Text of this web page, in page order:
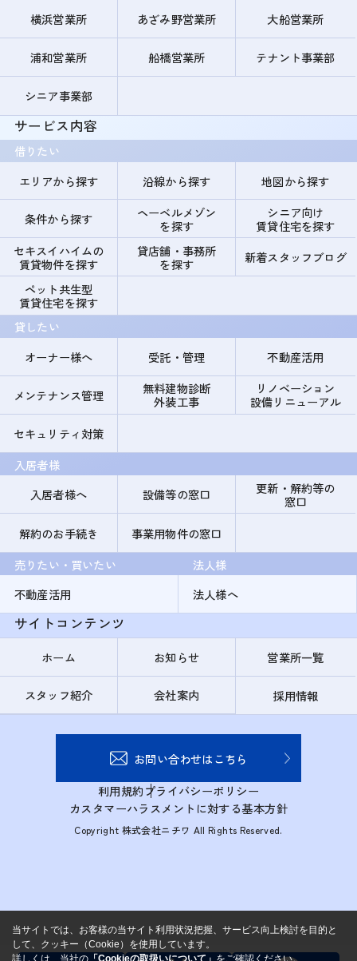
横浜営業所 あざみ野営業所 大船営業所
浦和営業所 船橋営業所 テナント事業部
シニア事業部
サービス内容
借りたい
エリアから探す
沿線から探す 地図から探す
条件から探す
ヘーベルメゾン
を探す
シニア向け
賃貸住宅を探す
セキスイハイムの
賃貸物件を探す
貸店舗・事務所
を探す
新着スタッフブログ
ペット共生型
賃貸住宅を探す
貸したい
オーナー様へ
受託・管理 不動産活用
メンテナンス管理
無料建物診断
外装工事
リノベーション
設備リニューアル
セキュリティ対策
入居者様
入居者様へ
設備等の窓口
更新・解約等の
窓口
解約のお手続き
事業用物件の窓口
売りたい・買いたい
不動産活用
法人様
法人様へ
サイトコンテンツ
ホーム お知らせ 営業所一覧
スタッフ紹介 会社案内 採用情報
お問い合わせはこちら
利用規約プライバシーポリシー
カスタマーハラスメントに対する基本方針
Copyright 株式会社ニチワ All Rights Reserved.
当サイトでは、お客様の当サイト利用状況把握、サービス向上検討を目的と
して、クッキー（Cookie）を使用しています。
詳しくは、当社の 「Cookieの取扱いについて」 をご確認ください。